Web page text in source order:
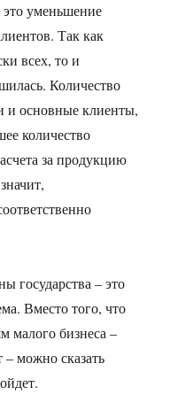
это уменьшение
Так как
всех, то и
Количество
и основные клиенты,
количество
за продукцию
государства – это
Вместо того, что
малого бизнеса –
– можно сказать